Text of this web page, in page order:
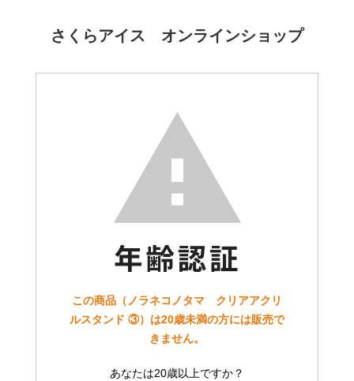
さくらアイス オンラインショップ
この商品（ノラネコノタマ クリアアクリ
ルスタンド ③）は20歳未満の方には販売で
きません。
あなたは20歳以上ですか？